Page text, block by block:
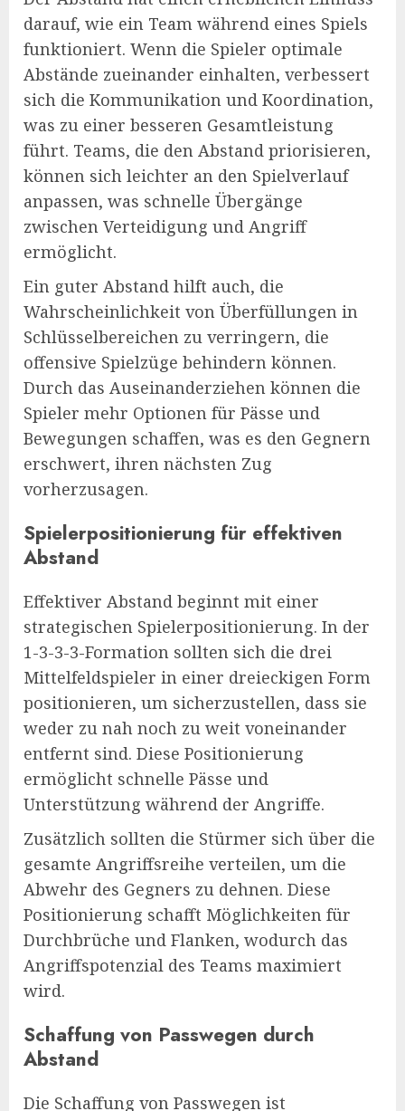
darauf, wie ein Team während eines Spiels
funktioniert. Wenn die Spieler optimale
Abstände zueinander einhalten, verbessert
sich die Kommunikation und Koordination,
was zu einer besseren Gesamtleistung
führt. Teams, die den Abstand priorisieren,
können sich leichter an den Spielverlauf
anpassen, was schnelle Übergänge
zwischen Verteidigung und Angriff
ermöglicht.
Ein guter Abstand hilft auch, die
Wahrscheinlichkeit von Überfüllungen in
Schlüsselbereichen zu verringern, die
offensive Spielzüge behindern können.
Durch das Auseinanderziehen können die
Spieler mehr Optionen für Pässe und
Bewegungen schaffen, was es den Gegnern
erschwert, ihren nächsten Zug
vorherzusagen.
Spielerpositionierung für effektiven
Abstand
Effektiver Abstand beginnt mit einer
strategischen Spielerpositionierung. In der
1-3-3-3-Formation sollten sich die drei
Mittelfeldspieler in einer dreieckigen Form
positionieren, um sicherzustellen, dass sie
weder zu nah noch zu weit voneinander
entfernt sind. Diese Positionierung
ermöglicht schnelle Pässe und
Unterstützung während der Angriffe.
Zusätzlich sollten die Stürmer sich über die
gesamte Angriffsreihe verteilen, um die
Abwehr des Gegners zu dehnen. Diese
Positionierung schafft Möglichkeiten für
Durchbrüche und Flanken, wodurch das
Angriffspotenzial des Teams maximiert
wird.
Schaffung von Passwegen durch
Abstand
Die Schaffung von Passwegen ist